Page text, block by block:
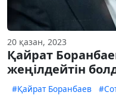
20 қазан, 2023
Қайрат
жеңілдейтін
#Қайрат Боранбаев